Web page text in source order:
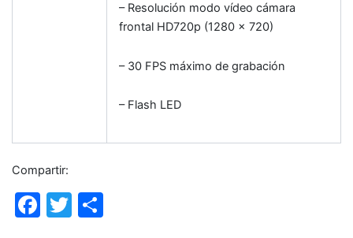
– Resolución modo vídeo cámara
frontal HD720p (1280 x 720)
– 30 FPS máximo de grabación
– Flash LED
Compartir:
F
T